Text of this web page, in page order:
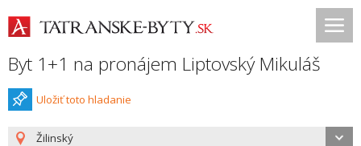
Byt 1+1 na pronájem Liptovský Mikuláš
Uložiť toto hladanie
Žilinský